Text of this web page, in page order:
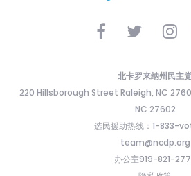
北卡罗来纳州民主
220 Hillsborough Street Raleigh, NC
NC 27602
选民援助热线：1-833-
team@ncdp.org
办公室919-821-